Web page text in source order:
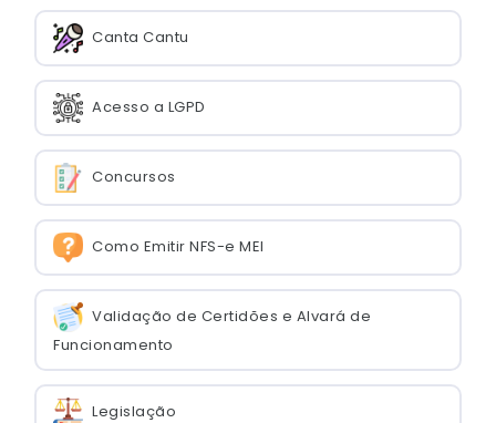
Canta Cantu
Acesso a LGPD
Concursos
Como Emitir NFS-e MEI
Validação de Certidões e Alvará de
Funcionamento
Legislação